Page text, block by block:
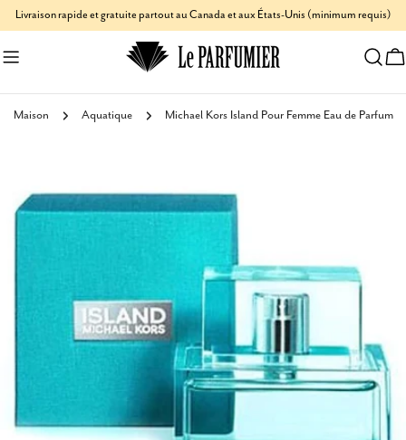
AllerLivraison rapide et gratuite partout au Canada et aux États-Unis (minimum requis)
Maison Aquatique Michael Kors Island Pour Femme Eau de Parfum
informations
le média 0 en mode modal